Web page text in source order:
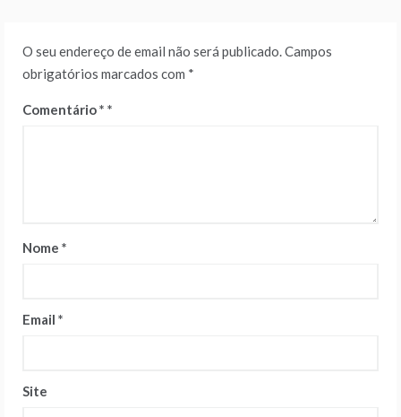
O seu endereço de email não será publicado.Campos
obrigatórios marcados com *
Comentário*
Nome *
Email *
Site